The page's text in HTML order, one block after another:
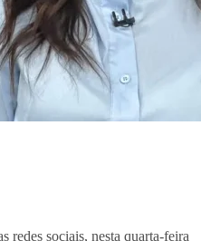
redes sociais, nesta quarta-feira